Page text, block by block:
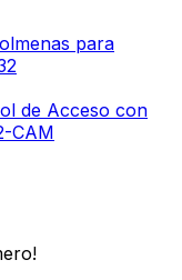
para
de Acceso con
CAM